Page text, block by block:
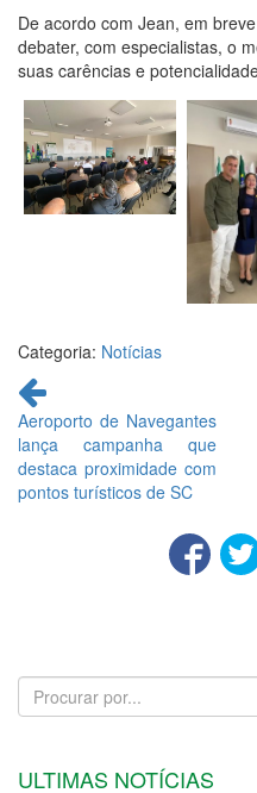
De acordo com Jean, em
debater, com especialistas, o
suas carências e
Categoria: Notícias
Continue
lendo
Aeroporto de Navegantes
lança campanha que
destaca proximidade com
pontos turísticos de SC
ULTIMAS NOTÍCIAS